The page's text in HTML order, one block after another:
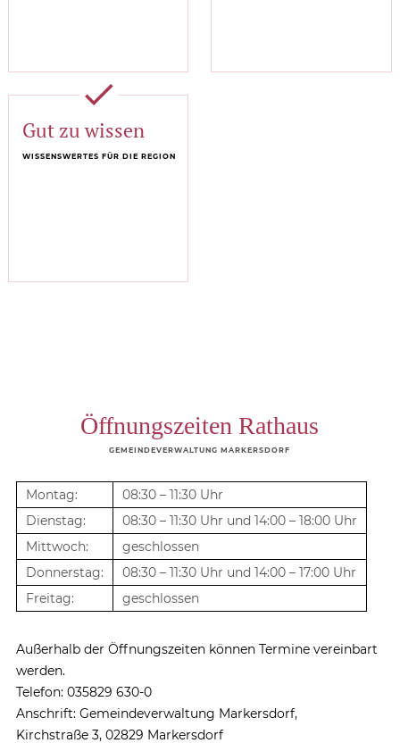
done
Gut zu wissen
WISSENSWERTES FÜR DIE REGION
Öffnungszeiten Rathaus
GEMEINDEVERWALTUNG MARKERSDORF
Montag:
08:30 – 11:30 Uhr
Dienstag:
08:30 – 11:30 Uhr und 14:00 – 18:00 Uhr
Mittwoch:
geschlossen
Donnerstag:
08:30 – 11:30 Uhr und 14:00 – 17:00 Uhr
Freitag:
geschlossen
Außerhalb der Öffnungszeiten können Termine vereinbart
werden.
Telefon: 035829 630-0
Anschrift: Gemeindeverwaltung Markersdorf,
Kirchstraße 3, 02829 Markersdorf